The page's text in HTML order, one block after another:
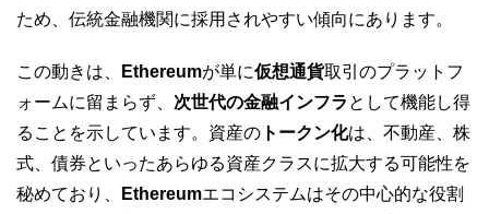
ため、伝統金融機関に採用されやすい傾向にあります。
この動きは、 Ethereumが単に仮想通貨取引のプラットフ
ォームに留まらず、 次世代の金融インフラ として機能し得
ることを示しています。資産の トークン化は、不動産、株
式、債券といったあらゆる資産クラスに拡大する可能性を
秘めており、
Ethereumエコシステムはその中心的な役割